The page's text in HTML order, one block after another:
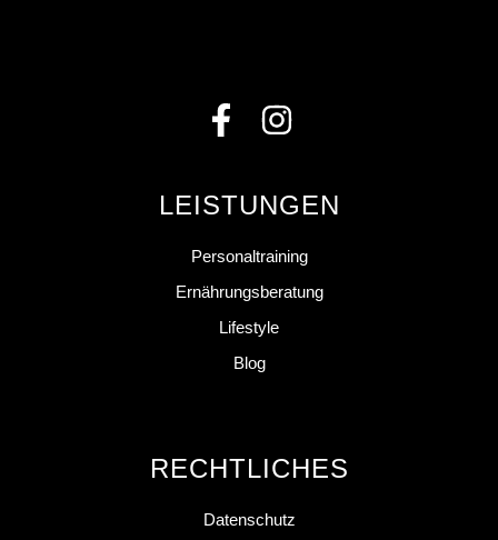
LEISTUNGEN
Personaltraining
Ernährungsberatung
Lifestyle
Blog
RECHTLICHES
Datenschutz